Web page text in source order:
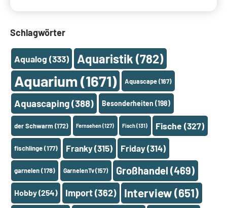
Schlagwörter
Aqualog (333) Aquaristik (782)
Aquarium (1671) Aquascape(167)
Aquascaping(388) Besonderheiten (198)
der Schwarm(172) Fernsehen(127) Fisch(131) Fische (327)
fischlinge(177) Franky(315) Friday(314)
garnelen(178) GarnelenTv(157) Großhandel (469)
Hobby(254) Import(362) Interview(651)